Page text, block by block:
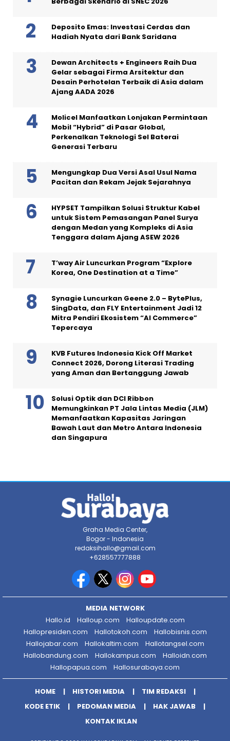
Deposito Emas: Investasi Cerdas dan
Hadiah Nyata dari Bank Saridana
Dewan Architects + Engineers Raih Dua
Gelar sebagai Firma Arsitektur dan
Desain Perhotelan Terbaik di Asia dalam
Ajang AADA 2026
Molicel Manfaatkan Lonjakan Permintaan
Mobil “Hybrid” di Pasar Global,
Perkenalkan Teknologi Sel Baterai
Generasi Terbaru
Mengungkap Dua Versi Asal Usul Nama
Pacitan dan Rekam Jejak Sejarahnya
HYPSET Tampilkan Solusi Struktur Kabel
untuk Sistem Pemasangan Panel Surya
dengan Medan yang Kompleks di Asia
Tenggara dalam Ajang ASEW 2026
T’way Air Luncurkan Program “Explore
Korea, One Destination at a Time”
Synagie Luncurkan Geene 2.0 – BytePlus,
SingData, dan FLY Entertainment Jadi 12
Mitra Pendiri Ekosistem “AI Commerce”
Tepercaya
KVB Futures Indonesia Kick Off Market
Connect 2026, Dorong Literasi Trading
yang Aman dan Bertanggung Jawab
Solusi Optik dan DCI Ribbon
Memungkinkan PT Jala Lintas Media (JLM)
Memanfaatkan Kapasitas Jaringan
Bawah Laut dan Metro Antara Indonesia
dan Singapura
Graha Media Center,
Bogor - Indonesia
redaksihallo@gmail.com
+628557777888
MEDIA NETWORK
Hallo.id
Halloup.com
Halloupdate.com
Hallopresiden.com
Hallotokoh.com
Hallobisnis.com
Hallojabar.com
Hallokaltim.com
Hallotangsel.com
Hallobandung.com
Hallokampus.com
Halloidn.com
Hallopapua.com
Hallosurabaya.com
HOME HISTORI MEDIA
TIM REDAKSI
KODE ETIK
PEDOMAN MEDIA
HAK JAWAB
KONTAK IKLAN